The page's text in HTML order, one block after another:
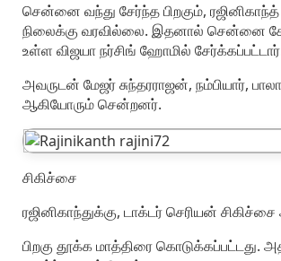
சென்னை வந்து சேர்ந்த பிறகும்,
நிலைக்கு வரவில்லை. இதனால் சென்னை
உள்ள விஜயா நர்சிங் ஹோமில்
அவருடன் மேஜர் சுந்தரராஜன், நம்பியார்,
ஆகியோரும் சென்றனர்.
சிகிச்சை
ரஜினிகாந்துக்கு, டாக்டர் செரியன்
பிறகு தூக்க மாத்திரை கொடுக்கப்பட்டது.